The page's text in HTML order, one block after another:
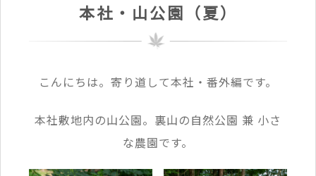
本社・山公園（夏）
こんにちは。寄り道して本社・番外編です。
本社敷地内の山公園。裏山の自然公園 兼 小さ
な農園です。